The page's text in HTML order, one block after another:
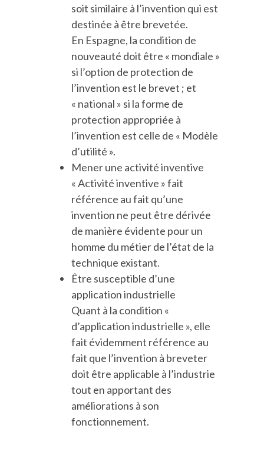
soit similaire à l’invention qui est
destinée à être brevetée.
En Espagne, la condition de
nouveauté doit être « mondiale »
si l’option de protection de
l’invention est le brevet ; et
« national » si la forme de
protection appropriée à
l’invention est celle de « Modèle
d’utilité ».
Mener une activité inventive
« Activité inventive » fait
référence au fait qu’une
invention ne peut être dérivée
de manière évidente pour un
homme du métier de l’état de la
technique existant.
Être susceptible d’une
application industrielle
Quant à la condition «
d’application industrielle », elle
fait évidemment référence au
fait que l’invention à breveter
doit être applicable à l’industrie
tout en apportant des
améliorations à son
fonctionnement.